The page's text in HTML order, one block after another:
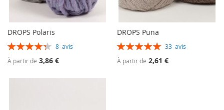
DROPS Polaris
Évaluation:
8 avis
À partir de 3,86 €
DROPS Puna
Évaluation:
33 avis
À partir de 2,61 €